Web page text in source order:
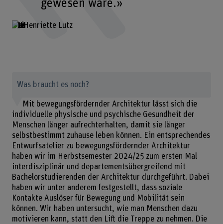
gewesen wäre.»
Henriette Lutz
Was braucht es noch?
Mit bewegungsfördernder Architektur lässt sich die
individuelle physische und psychische Gesundheit der
Menschen länger aufrechterhalten, damit sie länger
selbstbestimmt zuhause leben können. Ein entsprechendes
Entwurfsatelier zu bewegungsfördernder Architektur
haben wir im Herbstsemester 2024/25 zum ersten Mal
interdisziplinär und departementsübergreifend mit
Bachelorstudierenden der Architektur durchgeführt. Dabei
haben wir unter anderem festgestellt, dass soziale
Kontakte Auslöser für Bewegung und Mobilität sein
können. Wir haben untersucht, wie man Menschen dazu
motivieren kann, statt den Lift die Treppe zu nehmen. Die